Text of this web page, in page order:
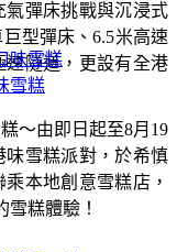
彈床挑戰與沉浸式
型彈床、6.5米高速
隧道，更設有全港
雪糕
～由即日起至8月19
味雪糕派對，於希慎
本地創意雪糕店，
糕體驗！